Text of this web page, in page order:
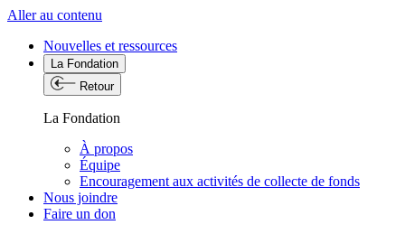
Aller au contenu
Nouvelles et ressources
La Fondation
Retour
La Fondation
À propos
Équipe
Encouragement aux activités de collecte de fonds
Nous joindre
Faire un don